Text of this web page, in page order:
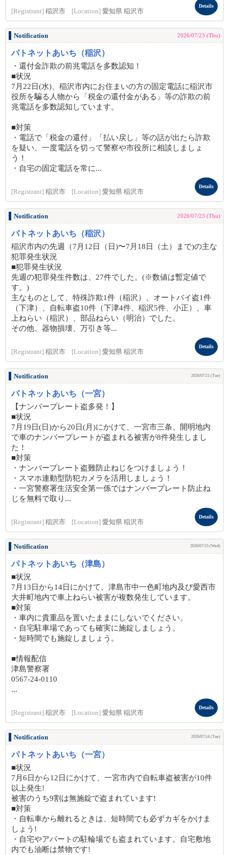
[Registrant] 稲沢市 [Location] 愛知県 稲沢市
Details
Notification 2026/07/23 (Thu)
パトネットあいち（稲沢）
・還付金詐欺の前兆電話を多数認知！
■状況
7月22日(水)、稲沢市内にお住まいの方の固定電話に稲沢市
役所を騙る人物から「税金の還付金がある」等の詐欺の前
兆電話を多数認知しています。
■対策
・電話で「税金の還付」「払い戻し」等の話が出たら詐欺
を疑い、一度電話を切って警察や市役所に相談しましょ
う！
・自宅の固定電話を常に...
[Registrant] 稲沢市 [Location] 愛知県 稲沢市
Details
Notification 2026/07/23 (Thu)
パトネットあいち（稲沢）
稲沢市内の先週（7月12日（日)〜7月18日（土）まで)の主な
犯罪発生状況
■犯罪発生状況
先週の犯罪発生件数は、27件でした。(※数値は暫定値で
す。)
主なものとして、特殊詐欺1件（稲沢）、オートバイ盗1件
（下津）、自転車盗10件（下津4件、稲沢5件、小正）、車
上ねらい（稲沢）、部品ねらい（明治）でした。
その他、器物損壊、万引き等...
[Registrant] 稲沢市 [Location] 愛知県 稲沢市
Details
Notification 2026/07/21 (Tue)
パトネットあいち（一宮）
【ナンバープレート盗多発！】
■状況
7月19日(日)から20日(月)にかけて、一宮市三条、開明地内
で車のナンバープレートが盗まれる被害が8件発生しまし
た！
■対策
・ナンバープレート盗難防止ねじをつけましょう！
・スマホ連動型防犯カメラを活用しましょう！
・一宮警察署生活安全第一係ではナンバープレート防止ね
じを無料で取り...
[Registrant] 稲沢市 [Location] 愛知県 稲沢市
Details
Notification 2026/07/15 (Wed)
パトネットあいち（津島）
■状況
7月13日から14日にかけて、津島市中一色町地内及び愛西市
大井町地内で車上ねらい被害が複数発生しています。
■対策
・車内に貴重品を置いたままにしないでください。
・自宅駐車場であっても確実に施錠しましょう。
・短時間でも施錠しましょう。
■情報配信
津島警察署
0567-24-0110
...
[Registrant] 稲沢市 [Location] 愛知県 稲沢市
Details
Notification 2026/07/14 (Tue)
パトネットあいち（一宮）
■状況
7月6日から12日にかけて、一宮市内で自転車盗被害が10件
以上発生!
被害のうち9割は無施錠で盗まれています!
■対策
・自転車から離れるときは、短時間でも必ずカギをかけま
しょう!
・自宅やアパートの駐輪場でも盗まれています。自宅敷地
内でも油断は禁物です!